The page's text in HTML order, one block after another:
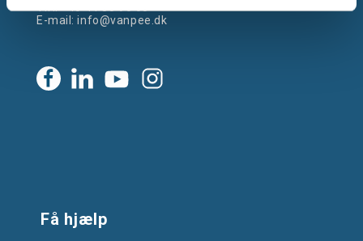
E-mail:info@vanpee.dk
Få hjælp